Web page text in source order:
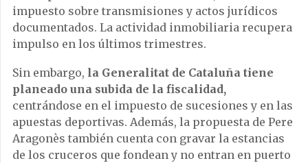
impuesto sobre transmisiones y actos jurídicos
documentados. La actividad inmobiliaria recupera
impulso en los últimos trimestres.
Sin embargo, la Generalitat de Cataluña tiene
planeado una subida de la fiscalidad,
centrándose en el impuesto de sucesiones y en las
apuestas deportivas. Además, la propuesta de Pere
Aragonès también cuenta con gravar la estancias
de los cruceros que fondean y no entran en puerto